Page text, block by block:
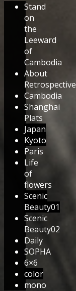
Stand
on
the
Leeward
of
Cambodia
About
Retrospective
Cambodia
Shanghai
Plats
Japan
Kyoto
Paris
Life
of
flowers
Scenic
Beauty01
Scenic
Beauty02
Daily
SOPHA
6×6
color
mono